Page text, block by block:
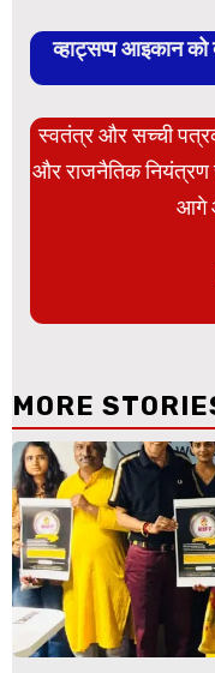
व्हाट्सप्प आइकान
स्वतंत्र और सच्ची
और राजनैतिक नियंत्रण
आगे
MORE